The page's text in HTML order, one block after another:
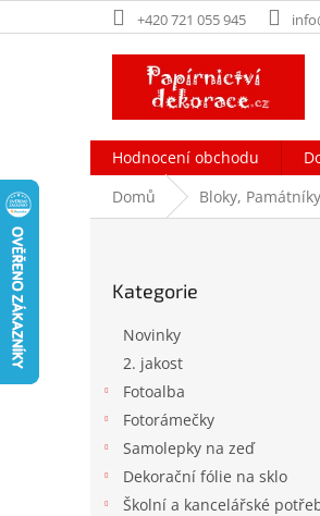
na
+420 721 055 945
Hodnocení obchodu
Domů
Bloky,
kategorie
Kategorie
Novinky
2. jakost
Fotoalba
Fotorámečky
Samolepky na zeď
Dekorační fólie na sklo
Školní a kancelářské